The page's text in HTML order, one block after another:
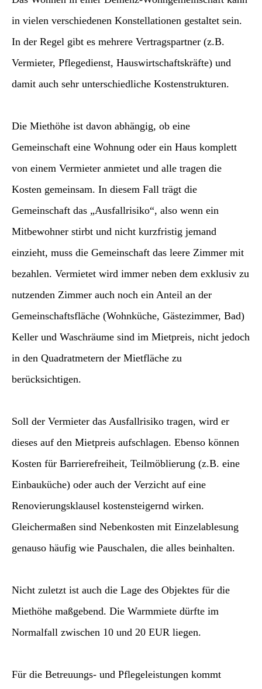
in vielen verschiedenen Konstellationen gestaltet sein.
In der Regel gibt es mehrere Vertragspartner (z.B.
Vermieter, Pflegedienst, Hauswirtschaftskräfte) und
damit auch sehr unterschiedliche Kostenstrukturen.
Die Miethöhe ist davon abhängig, ob eine
Gemeinschaft eine Wohnung oder ein Haus komplett
von einem Vermieter anmietet und alle tragen die
Kosten gemeinsam. In diesem Fall trägt die
Gemeinschaft das „Ausfallrisiko“, also wenn ein
Mitbewohner stirbt und nicht kurzfristig jemand
einzieht, muss die Gemeinschaft das leere Zimmer mit
bezahlen. Vermietet wird immer neben dem exklusiv zu
nutzenden Zimmer auch noch ein Anteil an der
Gemeinschaftsfläche (Wohnküche, Gästezimmer, Bad)
Keller und Waschräume sind im Mietpreis, nicht jedoch
in den Quadratmetern der Mietfläche zu
berücksichtigen.
Soll der Vermieter das Ausfallrisiko tragen, wird er
dieses auf den Mietpreis aufschlagen. Ebenso können
Kosten für Barrierefreiheit, Teilmöblierung (z.B. eine
Einbauküche) oder auch der Verzicht auf eine
Renovierungsklausel kostensteigernd wirken.
Gleichermaßen sind Nebenkosten mit Einzelablesung
genauso häufig wie Pauschalen, die alles beinhalten.
Nicht zuletzt ist auch die Lage des Objektes für die
Miethöhe maßgebend. Die Warmmiete dürfte im
Normalfall zwischen 10 und 20 EUR liegen.
Für die Betreuungs- und Pflegeleistungen kommt